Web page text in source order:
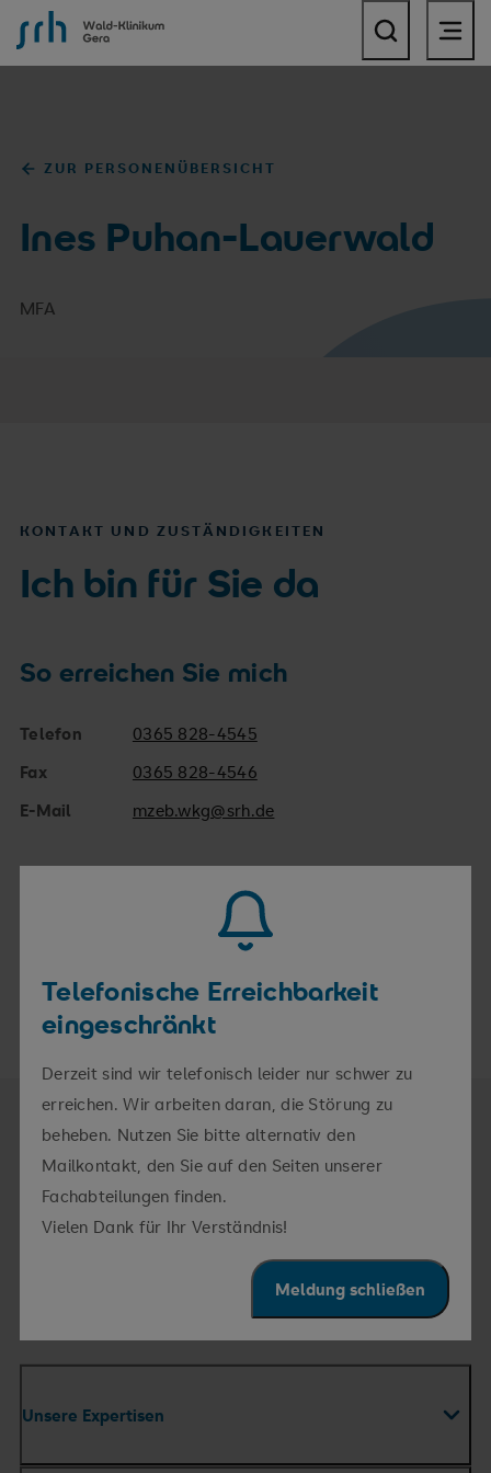
SRH Wald-Klinikum Gera
Telefonische Erreichbarkeit
eingeschränkt
Derzeit sind wir telefonisch leider nur schwer zu
erreichen. Wir arbeiten daran, die Störung zu
beheben. Nutzen Sie bitte alternativ den
Mailkontakt, den Sie auf den Seiten unserer
Fachabteilungen finden.
Vielen Dank für Ihr Verständnis!
Meldung schließen
ZUR PERSONENÜBERSICHT
Ines Puhan-Lauerwald
MFA
KONTAKT UND ZUSTÄNDIGKEITEN
Ich bin für Sie da
So erreichen Sie mich
Telefon
0365 828-4545
Fax
0365 828-4546
E-Mail
mzeb.wkg@srh.de
Hierfür bin ich zuständig
Medizinisches Zentrum für
Unsere Expertisen
Kontakt SRH Wald-Klinikum Gera
info.wkg@srh.de